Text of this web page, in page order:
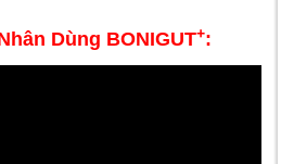
Dùng BONIGUT+: